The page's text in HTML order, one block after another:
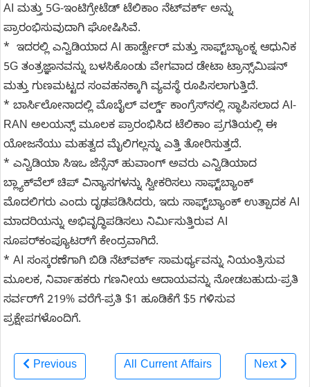
AI ಮತ್ತು 5G-ಇಂಟಿಗ್ರೇಟೆಡ್ ಟೆಲಿಕಾಂ ನೆಟ್‌ವರ್ಕ್ ಅನ್ನು
ಪ್ರಾರಂಭಿಸುವುದಾಗಿ ಘೋಷಿಸಿವೆ.
* ಇದರಲ್ಲಿ ಎನ್ವಿಡಿಯಾದ AI ಹಾರ್ಡ್ವೇರ್ ಮತ್ತು ಸಾಫ್ಟ್‌ಬ್ಯಾಂಕ್ನ ಆಧುನಿಕ
5G ತಂತ್ರಜ್ಞಾನವನ್ನು ಬಳಸಿಕೊಂಡು ವೇಗವಾದ ಡೇಟಾ ಟ್ರಾನ್ಸ್‌ಮಿಷನ್
ಮತ್ತು ಗುಣಮಟ್ಟದ ಸಂವಹನಕ್ಕಾಗಿ ವ್ಯವಸ್ಥೆ ರೂಪಿಸಲಾಗುತ್ತಿದೆ.
* ಬಾರ್ಸಿಲೋನಾದಲ್ಲಿ ಮೊಬೈಲ್ ವರ್ಲ್ಡ್ ಕಾಂಗ್ರೆಸ್‌ನಲ್ಲಿ ಸ್ಥಾಪಿಸಲಾದ AI-
RAN ಅಲಯನ್ಸ್ ಮೂಲಕ ಪ್ರಾರಂಭಿಸಿದ ಟೆಲಿಕಾಂ ಪ್ರಗತಿಯಲ್ಲಿ ಈ
ಯೋಜನೆಯು ಮಹತ್ವದ ಮೈಲಿಗಲ್ಲನ್ನು ಎತ್ತಿ ತೋರಿಸುತ್ತದೆ.
* ಎನ್ವಿಡಿಯಾ ಸಿಇಒ ಜೆನ್ಸೆನ್ ಹುವಾಂಗ್ ಅವರು ಎನ್ವಿಡಿಯಾದ
ಬ್ಲ್ಯಾಕ್‌ವೆಲ್ ಚಿಪ್ ವಿನ್ಯಾಸಗಳನ್ನು ಸ್ವೀಕರಿಸಲು ಸಾಫ್ಟ್‌ಬ್ಯಾಂಕ್
ಮೊದಲಿಗರು ಎಂದು ದೃಢಪಡಿಸಿದರು, ಇದು ಸಾಫ್ಟ್‌ಬ್ಯಾಂಕ್ ಉತ್ಪಾದಕ AI
ಮಾದರಿಯನ್ನು ಅಭಿವೃದ್ಧಿಪಡಿಸಲು ನಿರ್ಮಿಸುತ್ತಿರುವ AI
ಸೂಪರ್‌ಕಂಪ್ಯೂಟರ್‌ಗೆ ಕೇಂದ್ರವಾಗಿದೆ.
* AI ಸಂಸ್ಕರಣೆಗಾಗಿ ಬಿಡಿ ನೆಟ್‌ವರ್ಕ್ ಸಾಮರ್ಥ್ಯವನ್ನು ನಿಯಂತ್ರಿಸುವ
ಮೂಲಕ, ನಿರ್ವಾಹಕರು ಗಣನೀಯ ಆದಾಯವನ್ನು ನೋಡಬಹುದು-ಪ್ರತಿ
ಸರ್ವರ್‌ಗೆ 219% ವರೆಗೆ-ಪ್ರತಿ $1 ಹೂಡಿಕೆಗೆ $5 ಗಳಿಸುವ
ಪ್ರಕ್ಷೇಪಗಳೊಂದಿಗೆ.
Previous All Current Affairs Next